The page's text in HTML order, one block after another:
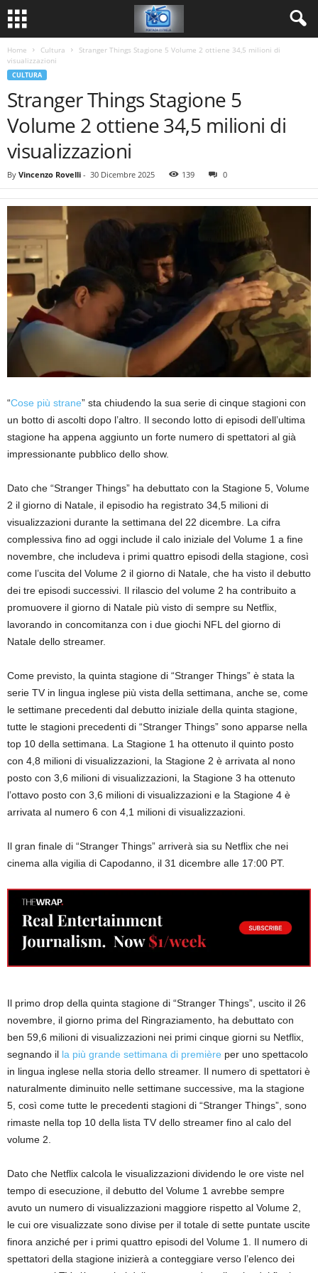
Home Cultura
Stranger Things Stagione 5 Volume 2 ottiene 34,5 milioni di
visualizzazioni
CULTURA
Stranger Things Stagione 5
Volume 2 ottiene 34,5 milioni di
visualizzazioni
By Vincenzo Rovelli - 30 Dicembre 2025 139 0
“Cose più strane” sta chiudendo la sua serie di cinque stagioni con
un botto di ascolti dopo l’altro. Il secondo lotto di episodi dell’ultima
stagione ha appena aggiunto un forte numero di spettatori al già
impressionante pubblico dello show.
Dato che “Stranger Things” ha debuttato con la Stagione 5, Volume
2 il giorno di Natale, il episodio ha registrato 34,5 milioni di
visualizzazioni durante la settimana del 22 dicembre. La cifra
complessiva fino ad oggi include il calo iniziale del Volume 1 a fine
novembre, che includeva i primi quattro episodi della stagione, così
come l’uscita del Volume 2 il giorno di Natale, che ha visto il debutto
dei tre episodi successivi. Il rilascio del volume 2 ha contribuito a
promuovere il giorno di Natale più visto di sempre su Netflix,
lavorando in concomitanza con i due giochi NFL del giorno di
Natale dello streamer.
Come previsto, la quinta stagione di “Stranger Things” è stata la
serie TV in lingua inglese più vista della settimana, anche se, come
le settimane precedenti dal debutto iniziale della quinta stagione,
tutte le stagioni precedenti di “Stranger Things” sono apparse nella
top 10 della settimana. La Stagione 1 ha ottenuto il quinto posto
con 4,8 milioni di visualizzazioni, la Stagione 2 è arrivata al nono
posto con 3,6 milioni di visualizzazioni, la Stagione 3 ha ottenuto
l’ottavo posto con 3,6 milioni di visualizzazioni e la Stagione 4 è
arrivata al numero 6 con 4,1 milioni di visualizzazioni.
Il gran finale di “Stranger Things” arriverà sia su Netflix che nei
cinema alla vigilia di Capodanno, il 31 dicembre alle 17:00 PT.
Il primo drop della quinta stagione di “Stranger Things”, uscito il 26
novembre, il giorno prima del Ringraziamento, ha debuttato con
ben 59,6 milioni di visualizzazioni nei primi cinque giorni su Netflix,
segnando il la più grande settimana di première per uno spettacolo
in lingua inglese nella storia dello streamer. Il numero di spettatori è
naturalmente diminuito nelle settimane successive, ma la stagione
5, così come tutte le precedenti stagioni di “Stranger Things”, sono
rimaste nella top 10 della lista TV dello streamer fino al calo del
volume 2.
Dato che Netflix calcola le visualizzazioni dividendo le ore viste nel
tempo di esecuzione, il debutto del Volume 1 avrebbe sempre
avuto un numero di visualizzazioni maggiore rispetto al Volume 2,
le cui ore visualizzate sono divise per il totale di sette puntate uscite
finora anziché per i primi quattro episodi del Volume 1. Il numero di
spettatori della stagione inizierà a conteggiare verso l’elenco dei